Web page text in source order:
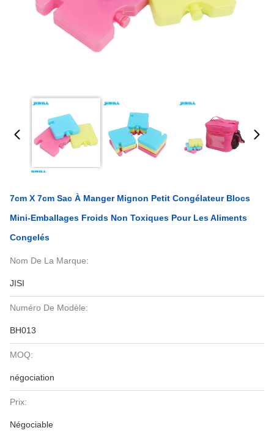
7cm X 7cm Sac À Manger Mignon Petit Congélateur Blocs
Mini-Emballages Froids Non Toxiques Pour Les Aliments
Congelés
Nom De La Marque:
JISI
Numéro De Modèle:
BH013
MOQ:
négociation
Prix:
Négociable